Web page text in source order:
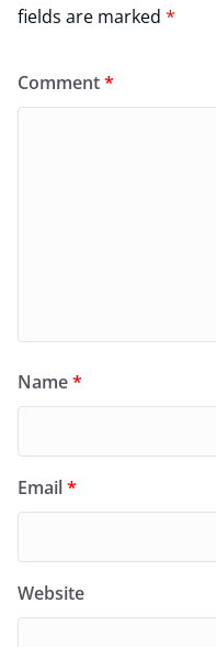
fields are marked *
Comment*
Name*
Email*
Website